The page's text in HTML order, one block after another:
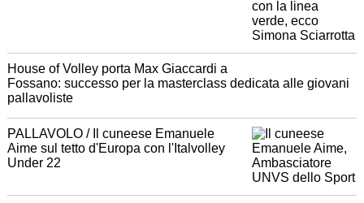
House of Volley porta Max Giaccardi a
Fossano: successo per la masterclass dedicata alle giovani
pallavoliste
PALLAVOLO / Il cuneese Emanuele
Aime sul tetto d'Europa con l'Italvolley
Under 22